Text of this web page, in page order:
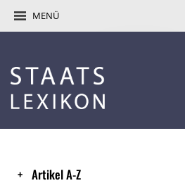
MENÜ
Artikel A-Z